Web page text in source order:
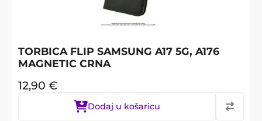
TORBICA FLIP SAMSUNG A17 5G, A176
MAGNETIC CRNA
12,90 €
Dodaj u košaricu